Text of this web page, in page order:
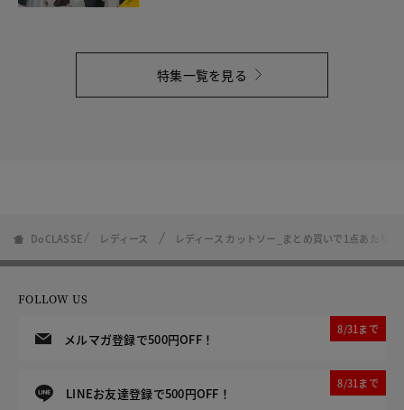
特集一覧を見る
DoCLASSE レディース レディース カットソー_まとめ買いで1点あたり
FOLLOW US
メルマガ登録で500円OFF！
8/31まで
LINEお友達登録で500円OFF！
8/31まで